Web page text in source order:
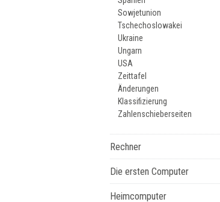
Sowjetunion
Tschechoslowakei
Ukraine
Ungarn
USA
Zeittafel
Änderungen
Klassifizierung
Zahlenschieberseiten
Rechner
Die ersten Computer
Heimcomputer